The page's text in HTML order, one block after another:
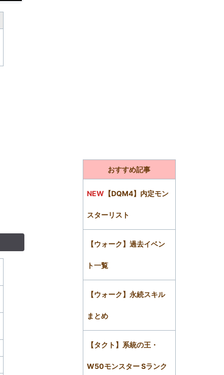
おすすめ記事
NEW 【DQM4】内定モン
スターリスト
【ウォーク】過去イベン
ト一覧
【ウォーク】永続スキル
まとめ
【タクト】系統の王・
W50モンスター Sランク